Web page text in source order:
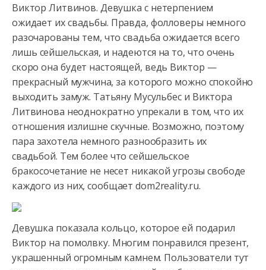
Виктор Литвинов. Девушка с нетерпением
ожидает их свадьбы. Правда, фолловеры немного
разочарованы тем, что свадьба ожидается всего
лишь сейшельская, и надеются на то, что очень
скоро она будет настоящей, ведь Виктор —
прекрасный мужчина, за которого можно спокойно
выходить замуж. Татьяну Мусульбес и Виктора
Литвинова неоднократно упрекали в том, что их
отношения излишне скучные. Возможно, поэтому
пара захотела немного разнообразить их
свадьбой. Тем более что сейшельское
бракосочетание не несет никакой угрозы свободе
каждого из них, сообщает dom2reality.ru.
Девушка показала кольцо, которое ей подарил
Виктор на помолвку. Многим понравился презент,
украшенный огромным камнем. Пользователи тут